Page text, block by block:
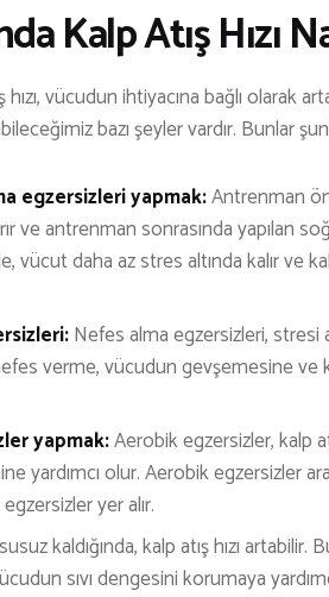
SCUBA
SPOR &
TEKNE
TENİS
YÜZME
ARŞİVLER
Kalp Atış Hızı
vücudun ihtiyacına bağlı olarak
bazı şeyler vardır. Bunlar
egzersizleri yapmak:Antrenman
ve antrenman sonrasında yapılan
vücut daha az stres altında kalır ve
Nefes alma egzersizleri, stresi
verme, vücudun gevşemesine ve
yapmak:Aerobik egzersizler, kalp
yardımcı olur. Aerobik egzersizler
yer alır.
kaldığında, kalp atış hızı
sıvı dengesini korumaya